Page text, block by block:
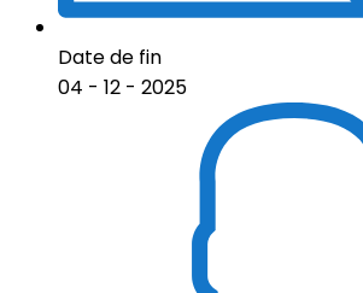
Date de fin
04 - 12 - 2025